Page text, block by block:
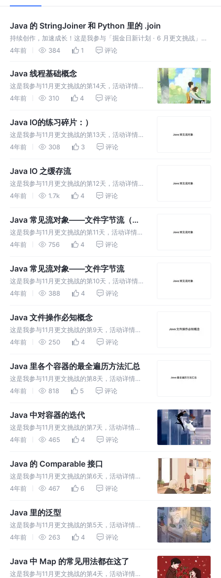
Java 的 StringJoiner 和 Python 里的 .join
持续创作，加速成长！这是我参与「掘金日新计划 · 6 月更文挑战」的
第 1 天，点击查看活动详情 Java 中的 StringJoiner 让我想到了
4年前 384 1 评论
Java 线程基础概念
这是我参与11月更文挑战的第14天，活动详情查
看：2021最后一次更文挑战。 程序、进程、线
活动监视器「MAC 版」： Process ID，进程
4年前 310 4 评论
Java IO的练习碎片：）
这是我参与11月更文挑战的第13天，活动详情查
看：2021最后一次更文挑战。 我以为的
到这个文件在系统的绝对路径： 新建 File 对象
4年前 308 3 评论
Java IO 之缓存流
这是我参与11月更文挑战的第12天，活动详情查
看：2021最后一次更文挑战。 上回说到，Java
种用 byte[] 数组来进行缓存提高读写效率的方
4年前 1.7k 4 评论
Java 常见流对象——文件字节流（缓
存）
这是我参与11月更文挑战的第11天，活动详情查
看：2021最后一次更文挑战。 加缓存之 byte[]
率。所以，需要增加一个“袋子”。而这里就
4年前 756 4 评论
Java 常见流对象——文件字节流
这是我参与11月更文挑战的第10天，活动详情查
看：2021最后一次更文挑战。 文件字节流
操作文件的。以读取字节的方式读任何文
4年前 388 4 评论
Java 文件操作必知概念
这是我参与11月更文挑战的第9天，活动详情查
看：2021最后一次更文挑战。 流 为什么动不动
词，也常常出现在电竞选手的领域。大家都说，
4年前 250 4 评论
Java 里各个容器的最全遍历方法汇总
这是我参与11月更文挑战的第8天，活动详情查
看：2021最后一次更文挑战。 遍历可以说是对
“增删改查”，但是遍历，就是要让我们找到，要
对谁进行“增删改查”。一般
4年前 818 5 评论
Java 中对容器的迭代
这是我参与11月更文挑战的第7天，活动详情查
看：2021最后一次更文挑战。 迭代接口 不管是
历。 遍历最方便的办法，当然是用自带的迭代
器了。 在 main 函
4年前 465 4 评论
Java 的 Comparable 接口
这是我参与11月更文挑战的第6天，活动详情查
看：2021最后一次更文挑战。 之前有一篇文
(https://juejin.cn/post/702668
4年前 467 6 评论
Java 里的泛型
这是我参与11月更文挑战的第5天，活动详情查
看：2021最后一次更文挑战。 泛型
声明位置，紧跟在类名后面，用<>包裹的： 上
面的代码，就使用了泛型。
4年前 263 4 评论
Java 中 Map 的常见用法都在这了
这是我参与11月更文挑战的第4天，活动详情查